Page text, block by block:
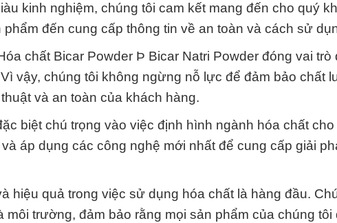
kinh nghiệm, chúng tôi cam kết mang đến cho quý
đến cung cấp thông tin về an toàn và cách sử
chất Bicar Powder Þ Bicar Natri Powder đóng vai trò
vậy, chúng tôi không ngừng nỗ lực để đảm bảo chất
và an toàn của khách hàng.
biệt chú trọng vào việc định hình ngành hóa chất
áp dụng các công nghệ mới nhất để cung cấp giải
hiệu quả trong việc sử dụng hóa chất là hàng đầu.
môi trường, đảm bảo rằng mọi sản phẩm của chúng